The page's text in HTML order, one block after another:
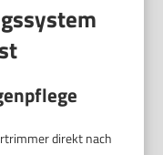
direkt nach